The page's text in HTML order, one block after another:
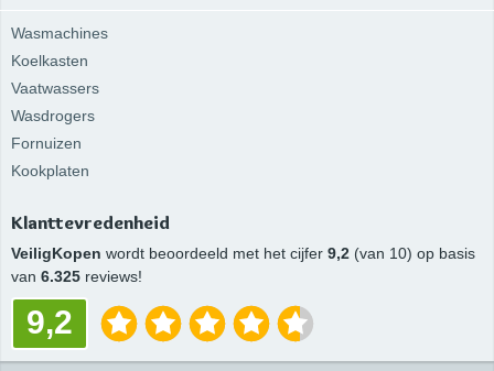
Wasmachines
Koelkasten
Vaatwassers
Wasdrogers
Fornuizen
Kookplaten
Klanttevredenheid
VeiligKopen wordt beoordeeld met het cijfer 9,2 (van 10) op basis
van 6.325 reviews!
9,2